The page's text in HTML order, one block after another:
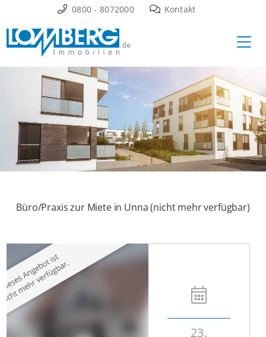
Inhalt
springen
0800 - 8072000 Kontakt
Büro/Praxis zur Miete in Unna (nicht mehr verfügbar)
23.